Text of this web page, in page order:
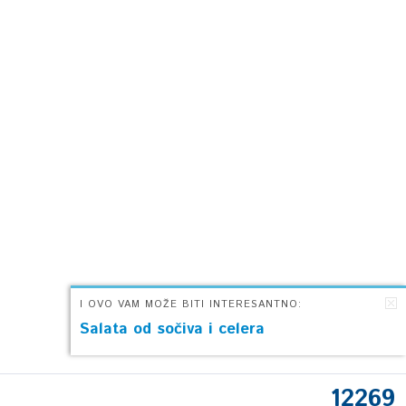
I OVO VAM MOŽE BITI INTERESANTNO:
Salata od sočiva i celera
12269